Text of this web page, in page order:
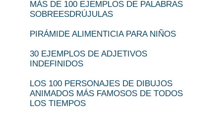
MÁS DE 100 EJEMPLOS DE PALABRAS
SOBREESDRÚJULAS
PIRÁMIDE ALIMENTICIA PARA NIÑOS
30 EJEMPLOS DE ADJETIVOS
INDEFINIDOS
LOS 100 PERSONAJES DE DIBUJOS
ANIMADOS MÁS FAMOSOS DE TODOS
LOS TIEMPOS